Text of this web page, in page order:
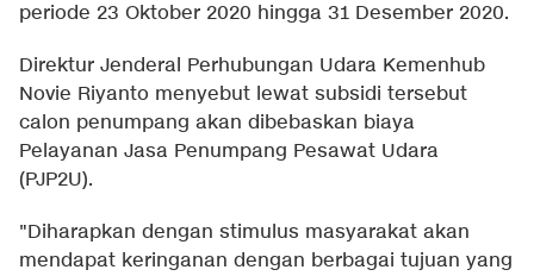
periode 23 Oktober 2020 hingga 31 Desember 2020.
Direktur Jenderal Perhubungan Udara Kemenhub
Novie Riyanto menyebut lewat subsidi tersebut
calon penumpang akan dibebaskan biaya
Pelayanan Jasa Penumpang Pesawat Udara
(PJP2U).
"Diharapkan dengan stimulus masyarakat akan
mendapat keringanan dengan berbagai tujuan yang